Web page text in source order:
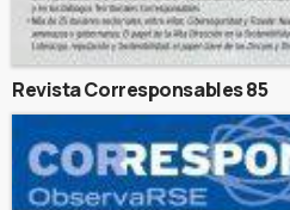
Revista Corresponsables 85